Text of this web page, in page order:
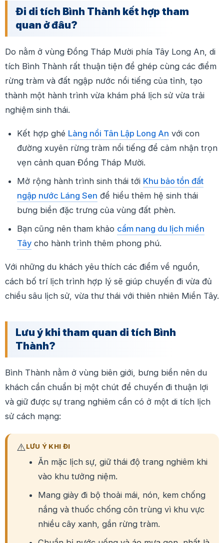
Đi di tích Bình Thành kết hợp tham
quan ở đâu?
Do nằm ở vùng Đồng Tháp Mười phía Tây Long An, di
tích Bình Thành rất thuận tiện để ghép cùng các điểm
rừng tràm và đất ngập nước nổi tiếng của tỉnh, tạo
thành một hành trình vừa khám phá lịch sử vừa trải
nghiệm sinh thái.
Kết hợp ghé Làng nổi Tân Lập Long An với con
đường xuyên rừng tràm nổi tiếng để cảm nhận trọn
vẹn cảnh quan Đồng Tháp Mười.
Mở rộng hành trình sinh thái tới Khu bảo tồn đất
ngập nước Láng Sen để hiểu thêm hệ sinh thái
bưng biền đặc trưng của vùng đất phèn.
Bạn cũng nên tham khảo cẩm nang du lịch miền
Tây cho hành trình thêm phong phú.
Với những du khách yêu thích các điểm về nguồn,
cách bố trí lịch trình hợp lý sẽ giúp chuyến đi vừa đủ
chiều sâu lịch sử, vừa thư thái với thiên nhiên Miền Tây.
Lưu ý khi tham quan di tích Bình
Thành?
Bình Thành nằm ở vùng biên giới, bưng biền nên du
khách cần chuẩn bị một chút để chuyến đi thuận lợi
và giữ được sự trang nghiêm cần có ở một di tích lịch
sử cách mạng:
⚠️LƯU Ý KHI ĐI
Ăn mặc lịch sự, giữ thái độ trang nghiêm khi
vào khu tưởng niệm.
Mang giày đi bộ thoải mái, nón, kem chống
nắng và thuốc chống côn trùng vì khu vực
nhiều cây xanh, gần rừng tràm.